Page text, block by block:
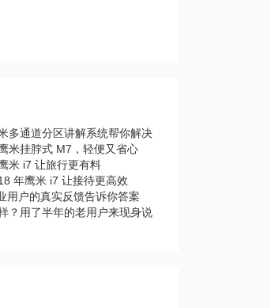
多通道分区讲解系统帮你解决
米挂脖式 M7，轻便又省心
米 i7 让旅行更有料
年鹰米 i7 让接待更高效
用户的真实反馈告诉你答案
？用了半年的老用户来现身说